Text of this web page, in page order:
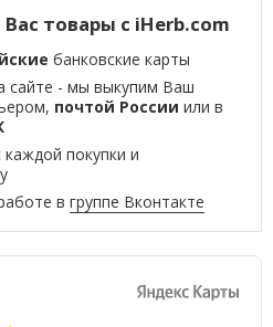
товары с iHerb.com
банковские карты
сайте - мы выкупим Ваш
почтой России или в
покупки и
вгруппе Вконтакте